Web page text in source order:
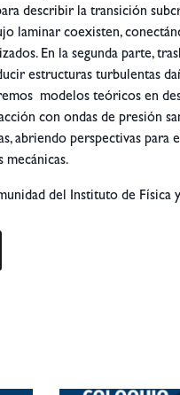
describir la transición
laminar coexisten,
En la segunda parte,
estructuras turbulentas
modelos teóricos en
con ondas de presión
abriendo perspectivas
mecánicas.
del Instituto de